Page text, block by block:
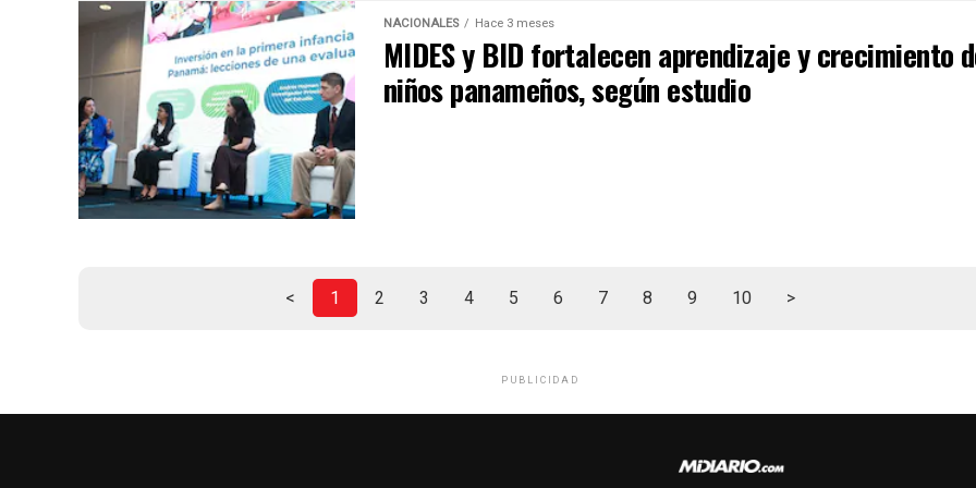
NACIONALES Hace 3 meses
MIDES y BID fortalecen aprendizaje y crecimiento
niños panameños, según estudio
< 1 2 3 4 5 6 7 8 9 10 >
PUBLICIDAD